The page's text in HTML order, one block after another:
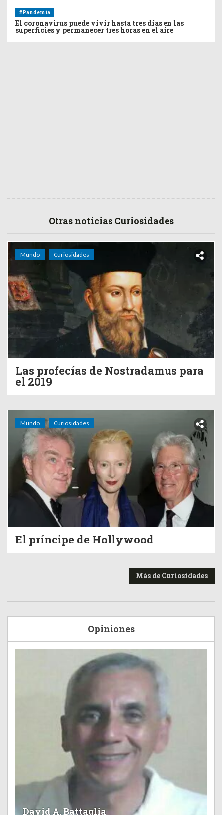
#Pandemia
El coronavirus puede vivir hasta tres días en las
superficies y permanecer tres horas en el aire
Otras noticias Curiosidades
Mundo Curiosidades
Las profecías de Nostradamus para
el 2019
Mundo Curiosidades
El príncipe de Hollywood
Más de Curiosidades
Opiniones
David A. Battaglia